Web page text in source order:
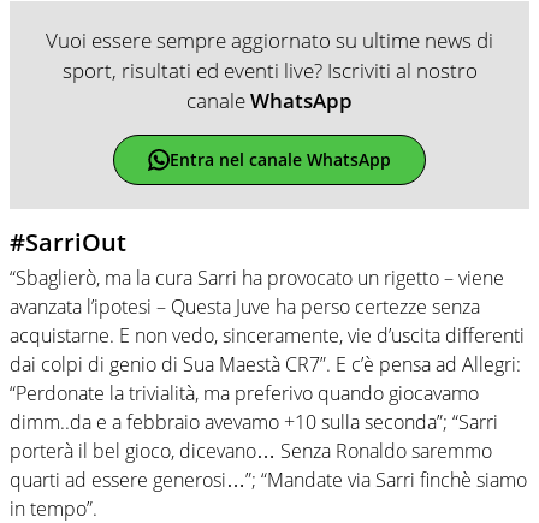
Vuoi essere sempre aggiornato su ultime news di
sport, risultati ed eventi live? Iscriviti al nostro
canaleWhatsApp
Entra nel canale WhatsApp
#SarriOut
“Sbaglierò, ma la cura Sarri ha provocato un rigetto – viene
avanzata l’ipotesi – Questa Juve ha perso certezze senza
acquistarne. E non vedo, sinceramente, vie d’uscita differenti
dai colpi di genio di Sua Maestà CR7”. E c’è pensa ad Allegri:
“Perdonate la trivialità, ma preferivo quando giocavamo
dimm..da e a febbraio avevamo +10 sulla seconda”; “Sarri
porterà il bel gioco, dicevano… Senza Ronaldo saremmo
quarti ad essere generosi…”; “Mandate via Sarri finchè siamo
in tempo”.